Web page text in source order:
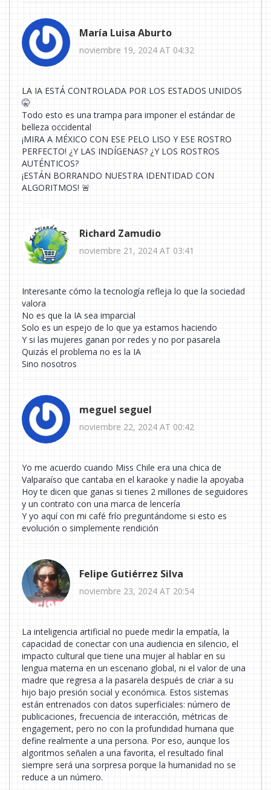
María Luisa Aburto
noviembre 19, 2024 AT 04:32
LA IA ESTÁ CONTROLADA POR LOS ESTADOS UNIDOS
🤫
Todo esto es una trampa para imponer el estándar de
belleza occidental
¡MIRA A MÉXICO CON ESE PELO LISO Y ESE ROSTRO
PERFECTO! ¿Y LAS INDÍGENAS? ¿Y LOS ROSTROS
AUTÉNTICOS?
¡ESTÁN BORRANDO NUESTRA IDENTIDAD CON
ALGORITMOS! 🚨
Richard Zamudio
noviembre 21, 2024 AT 03:41
Interesante cómo la tecnología refleja lo que la sociedad
valora
No es que la IA sea imparcial
Solo es un espejo de lo que ya estamos haciendo
Y si las mujeres ganan por redes y no por pasarela
Quizás el problema no es la IA
Sino nosotros
meguel seguel
noviembre 22, 2024 AT 00:42
Yo me acuerdo cuando Miss Chile era una chica de
Valparaíso que cantaba en el karaoke y nadie la apoyaba
Hoy te dicen que ganas si tienes 2 millones de seguidores
y un contrato con una marca de lencería
Y yo aquí con mi café frío preguntándome si esto es
evolución o simplemente rendición
Felipe Gutiérrez Silva
noviembre 23, 2024 AT 20:54
La inteligencia artificial no puede medir la empatía, la
capacidad de conectar con una audiencia en silencio, el
impacto cultural que tiene una mujer al hablar en su
lengua materna en un escenario global, ni el valor de una
madre que regresa a la pasarela después de criar a su
hijo bajo presión social y económica. Estos sistemas
están entrenados con datos superficiales: número de
publicaciones, frecuencia de interacción, métricas de
engagement, pero no con la profundidad humana que
define realmente a una persona. Por eso, aunque los
algoritmos señalen a una favorita, el resultado final
siempre será una sorpresa porque la humanidad no se
reduce a un número.